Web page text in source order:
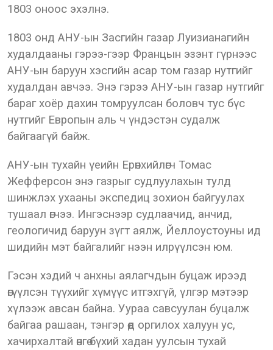
1803 оноос эхэлнэ.
1803 онд АНУ-ын Засгийн газар Луизианагийн
худалдааны гэрээ-гээр Францын эзэнт гүрнээс
АНУ-ын баруун хэсгийн асар том газар нутгийг
худалдан авчээ. Энэ гэрээ АНУ-ын газар нутгийг
бараг хоёр дахин томруулсан боловч тус бүс
нутгийг Европын аль ч үндэстэн судалж
байгаагүй байж.
АНУ-ын тухайн үеийн Ерөнхийлөгч Томас
Жефферсон энэ газрыг судлуулахын тулд
шинжлэх ухааны экспедиц зохион байгуулах
тушаал өгчээ. Ингэснээр судлаачид, анчид,
геологичид баруун зүгт аялж, Йеллоустоуны ид
шидийн мэт байгалийг нээн илрүүлсэн юм.
Гэсэн хэдий ч анхны аялагчдын буцаж ирээд
өгүүлсэн түүхийг хүмүүс итгэхгүй, үлгэр мэтээр
хүлээж авсан байна. Уураа савсуулан буцалж
байгаа рашаан, тэнгэр өөд оргилох халуун ус,
хачирхалтай өнгө бүхий хадан уулсын тухай